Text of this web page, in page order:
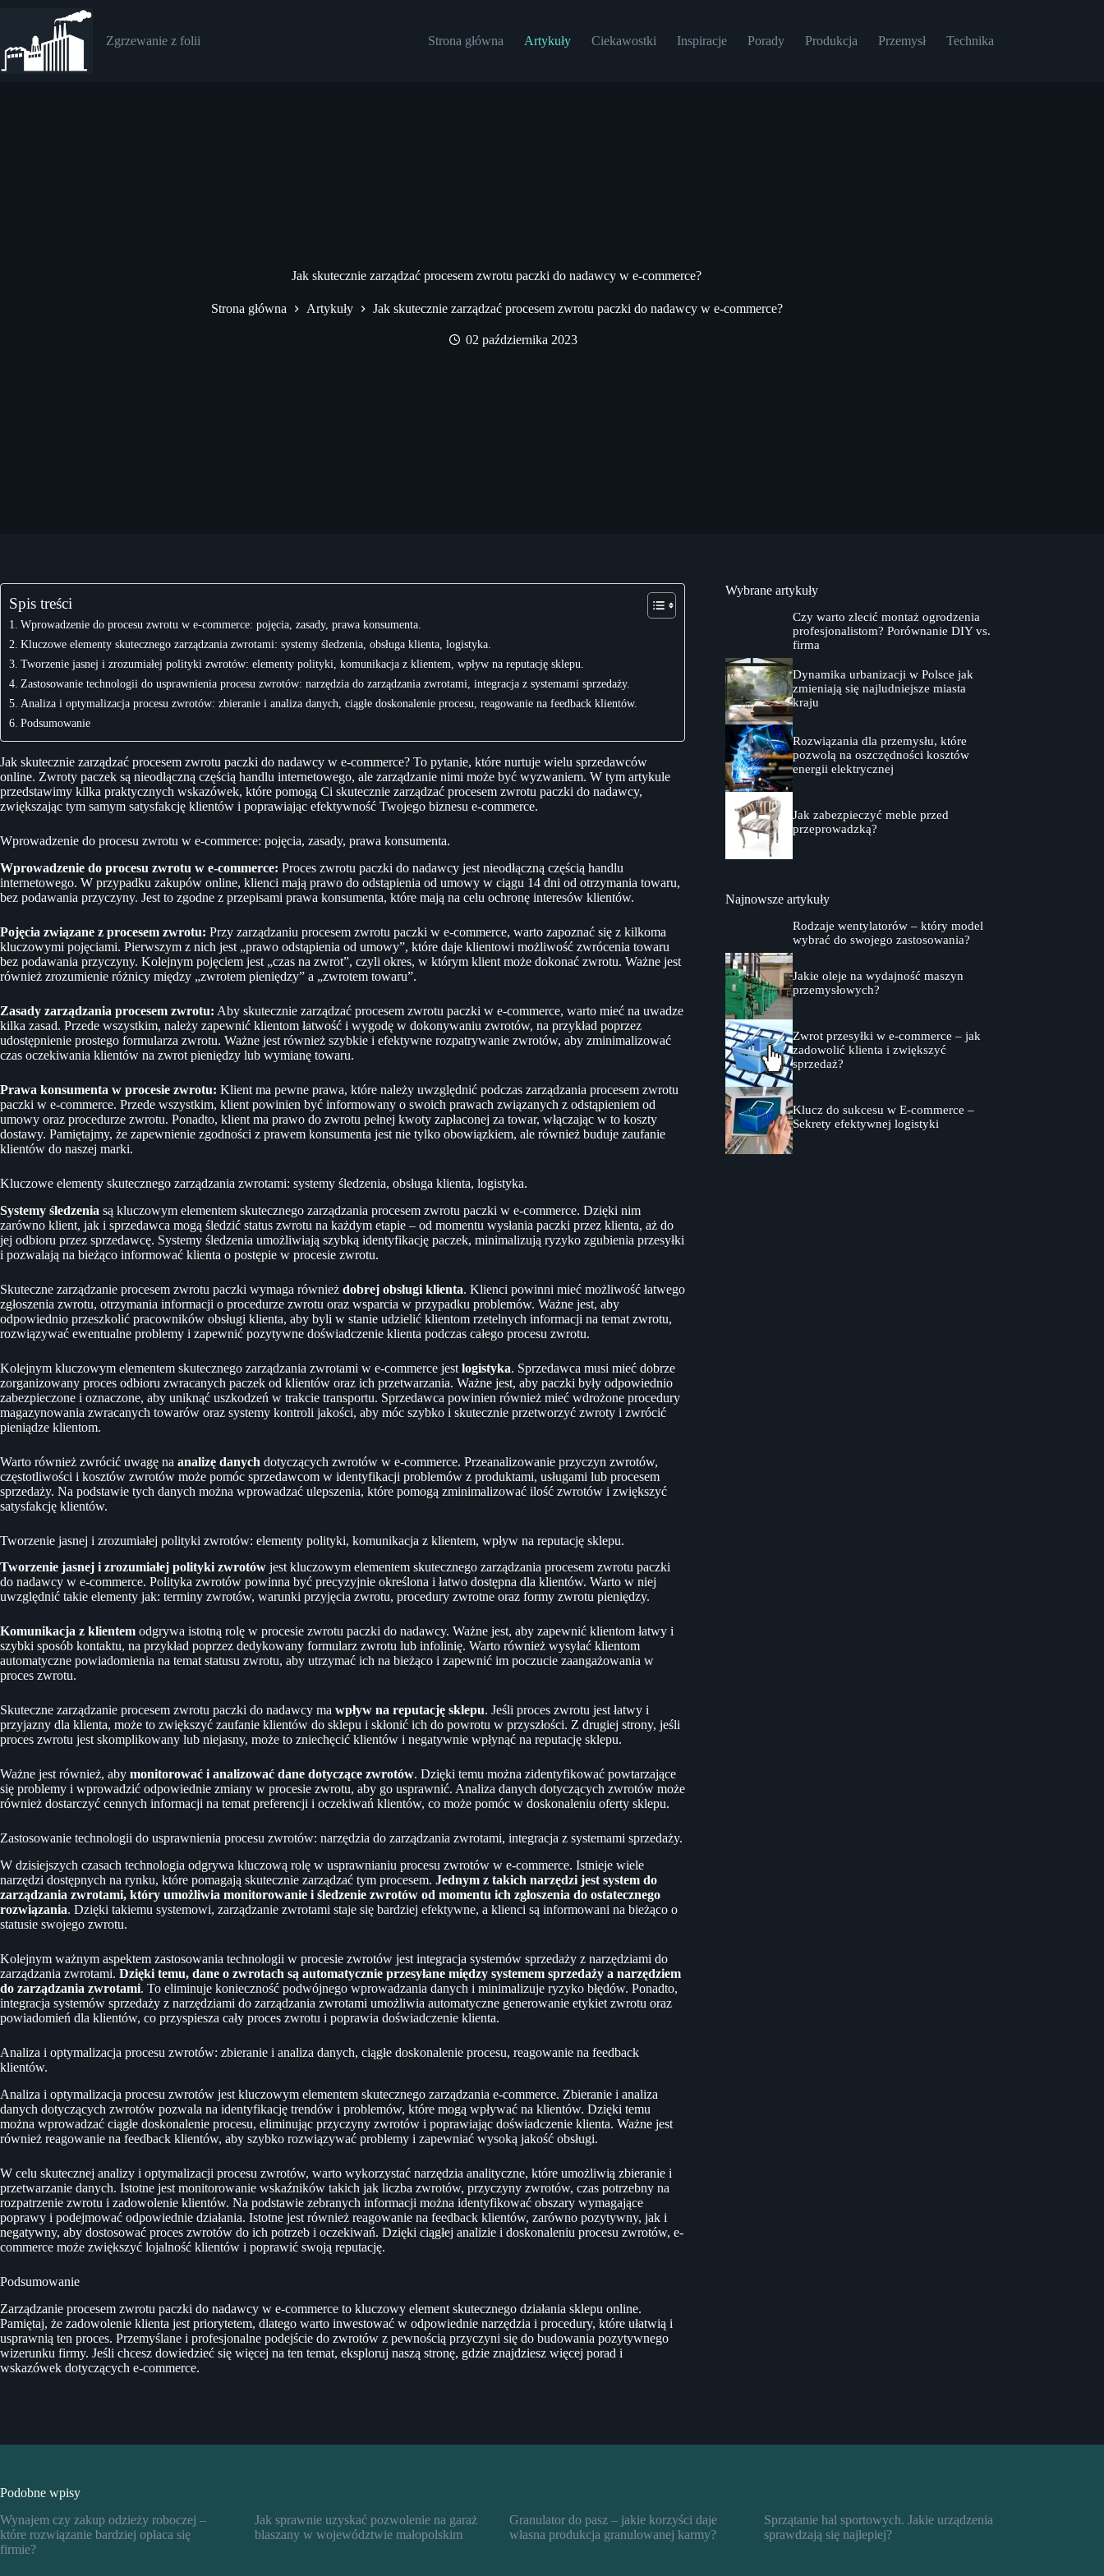
Zgrzewanie z folii Strona główna Artykuły Ciekawostki Inspiracje Porady Produkcja Przemysł Technika
Jak skutecznie zarządzać procesem zwrotu paczki do nadawcy w e-commerce?
Strona główna Artykuły Jak skutecznie zarządzać procesem zwrotu paczki do nadawcy w e-commerce?
02 października 2023
Spis treści
Wprowadzenie do procesu zwrotu w e-commerce: pojęcia, zasady, prawa konsumenta.
Kluczowe elementy skutecznego zarządzania zwrotami: systemy śledzenia, obsługa klienta, logistyka.
Tworzenie jasnej i zrozumiałej polityki zwrotów: elementy polityki, komunikacja z klientem, wpływ na reputację sklepu.
Zastosowanie technologii do usprawnienia procesu zwrotów: narzędzia do zarządzania zwrotami, integracja z systemami sprzedaży.
Analiza i optymalizacja procesu zwrotów: zbieranie i analiza danych, ciągłe doskonalenie procesu, reagowanie na feedback klientów.
Podsumowanie
Jak skutecznie zarządzać procesem zwrotu paczki do nadawcy w e-commerce? To pytanie, które nurtuje wielu sprzedawców
online. Zwroty paczek są nieodłączną częścią handlu internetowego, ale zarządzanie nimi może być wyzwaniem. W tym artykule
przedstawimy kilka praktycznych wskazówek, które pomogą Ci skutecznie zarządzać procesem zwrotu paczki do nadawcy,
zwiększając tym samym satysfakcję klientów i poprawiając efektywność Twojego biznesu e-commerce.
Wprowadzenie do procesu zwrotu w e-commerce: pojęcia, zasady, prawa konsumenta.
Wprowadzenie do procesu zwrotu w e-commerce: Proces zwrotu paczki do nadawcy jest nieodłączną częścią handlu
internetowego. W przypadku zakupów online, klienci mają prawo do odstąpienia od umowy w ciągu 14 dni od otrzymania towaru,
bez podawania przyczyny. Jest to zgodne z przepisami prawa konsumenta, które mają na celu ochronę interesów klientów.
Pojęcia związane z procesem zwrotu: Przy zarządzaniu procesem zwrotu paczki w e-commerce, warto zapoznać się z kilkoma
kluczowymi pojęciami. Pierwszym z nich jest „prawo odstąpienia od umowy”, które daje klientowi możliwość zwrócenia towaru
bez podawania przyczyny. Kolejnym pojęciem jest „czas na zwrot”, czyli okres, w którym klient może dokonać zwrotu. Ważne jest
również zrozumienie różnicy między „zwrotem pieniędzy” a „zwrotem towaru”.
Zasady zarządzania procesem zwrotu: Aby skutecznie zarządzać procesem zwrotu paczki w e-commerce, warto mieć na uwadze
kilka zasad. Przede wszystkim, należy zapewnić klientom łatwość i wygodę w dokonywaniu zwrotów, na przykład poprzez
udostępnienie prostego formularza zwrotu. Ważne jest również szybkie i efektywne rozpatrywanie zwrotów, aby zminimalizować
czas oczekiwania klientów na zwrot pieniędzy lub wymianę towaru.
Prawa konsumenta w procesie zwrotu: Klient ma pewne prawa, które należy uwzględnić podczas zarządzania procesem zwrotu
paczki w e-commerce. Przede wszystkim, klient powinien być informowany o swoich prawach związanych z odstąpieniem od
umowy oraz procedurze zwrotu. Ponadto, klient ma prawo do zwrotu pełnej kwoty zapłaconej za towar, włączając w to koszty
dostawy. Pamiętajmy, że zapewnienie zgodności z prawem konsumenta jest nie tylko obowiązkiem, ale również buduje zaufanie
klientów do naszej marki.
Kluczowe elementy skutecznego zarządzania zwrotami: systemy śledzenia, obsługa klienta, logistyka.
Systemy śledzenia są kluczowym elementem skutecznego zarządzania procesem zwrotu paczki w e-commerce. Dzięki nim
zarówno klient, jak i sprzedawca mogą śledzić status zwrotu na każdym etapie – od momentu wysłania paczki przez klienta, aż do
jej odbioru przez sprzedawcę. Systemy śledzenia umożliwiają szybką identyfikację paczek, minimalizują ryzyko zgubienia przesyłki
i pozwalają na bieżąco informować klienta o postępie w procesie zwrotu.
Skuteczne zarządzanie procesem zwrotu paczki wymaga również dobrej obsługi klienta. Klienci powinni mieć możliwość łatwego
zgłoszenia zwrotu, otrzymania informacji o procedurze zwrotu oraz wsparcia w przypadku problemów. Ważne jest, aby
odpowiednio przeszkolić pracowników obsługi klienta, aby byli w stanie udzielić klientom rzetelnych informacji na temat zwrotu,
rozwiązywać ewentualne problemy i zapewnić pozytywne doświadczenie klienta podczas całego procesu zwrotu.
Kolejnym kluczowym elementem skutecznego zarządzania zwrotami w e-commerce jest logistyka. Sprzedawca musi mieć dobrze
zorganizowany proces odbioru zwracanych paczek od klientów oraz ich przetwarzania. Ważne jest, aby paczki były odpowiednio
zabezpieczone i oznaczone, aby uniknąć uszkodzeń w trakcie transportu. Sprzedawca powinien również mieć wdrożone procedury
magazynowania zwracanych towarów oraz systemy kontroli jakości, aby móc szybko i skutecznie przetworzyć zwroty i zwrócić
pieniądze klientom.
Warto również zwrócić uwagę na analizę danych dotyczących zwrotów w e-commerce. Przeanalizowanie przyczyn zwrotów,
częstotliwości i kosztów zwrotów może pomóc sprzedawcom w identyfikacji problemów z produktami, usługami lub procesem
sprzedaży. Na podstawie tych danych można wprowadzać ulepszenia, które pomogą zminimalizować ilość zwrotów i zwiększyć
satysfakcję klientów.
Tworzenie jasnej i zrozumiałej polityki zwrotów: elementy polityki, komunikacja z klientem, wpływ na reputację sklepu.
Tworzenie jasnej i zrozumiałej polityki zwrotów jest kluczowym elementem skutecznego zarządzania procesem zwrotu paczki
do nadawcy w e-commerce. Polityka zwrotów powinna być precyzyjnie określona i łatwo dostępna dla klientów. Warto w niej
uwzględnić takie elementy jak: terminy zwrotów, warunki przyjęcia zwrotu, procedury zwrotne oraz formy zwrotu pieniędzy.
Komunikacja z klientem odgrywa istotną rolę w procesie zwrotu paczki do nadawcy. Ważne jest, aby zapewnić klientom łatwy i
szybki sposób kontaktu, na przykład poprzez dedykowany formularz zwrotu lub infolinię. Warto również wysyłać klientom
automatyczne powiadomienia na temat statusu zwrotu, aby utrzymać ich na bieżąco i zapewnić im poczucie zaangażowania w
proces zwrotu.
Skuteczne zarządzanie procesem zwrotu paczki do nadawcy ma wpływ na reputację sklepu. Jeśli proces zwrotu jest łatwy i
przyjazny dla klienta, może to zwiększyć zaufanie klientów do sklepu i skłonić ich do powrotu w przyszłości. Z drugiej strony, jeśli
proces zwrotu jest skomplikowany lub niejasny, może to zniechęcić klientów i negatywnie wpłynąć na reputację sklepu.
Ważne jest również, aby monitorować i analizować dane dotyczące zwrotów. Dzięki temu można zidentyfikować powtarzające
się problemy i wprowadzić odpowiednie zmiany w procesie zwrotu, aby go usprawnić. Analiza danych dotyczących zwrotów może
również dostarczyć cennych informacji na temat preferencji i oczekiwań klientów, co może pomóc w doskonaleniu oferty sklepu.
Zastosowanie technologii do usprawnienia procesu zwrotów: narzędzia do zarządzania zwrotami, integracja z systemami sprzedaży.
W dzisiejszych czasach technologia odgrywa kluczową rolę w usprawnianiu procesu zwrotów w e-commerce. Istnieje wiele
narzędzi dostępnych na rynku, które pomagają skutecznie zarządzać tym procesem. Jednym z takich narzędzi jest system do
zarządzania zwrotami, który umożliwia monitorowanie i śledzenie zwrotów od momentu ich zgłoszenia do ostatecznego
rozwiązania. Dzięki takiemu systemowi, zarządzanie zwrotami staje się bardziej efektywne, a klienci są informowani na bieżąco o
statusie swojego zwrotu.
Kolejnym ważnym aspektem zastosowania technologii w procesie zwrotów jest integracja systemów sprzedaży z narzędziami do
zarządzania zwrotami. Dzięki temu, dane o zwrotach są automatycznie przesyłane między systemem sprzedaży a narzędziem
do zarządzania zwrotami. To eliminuje konieczność podwójnego wprowadzania danych i minimalizuje ryzyko błędów. Ponadto,
integracja systemów sprzedaży z narzędziami do zarządzania zwrotami umożliwia automatyczne generowanie etykiet zwrotu oraz
powiadomień dla klientów, co przyspiesza cały proces zwrotu i poprawia doświadczenie klienta.
Analiza i optymalizacja procesu zwrotów: zbieranie i analiza danych, ciągłe doskonalenie procesu, reagowanie na feedback
klientów.
Analiza i optymalizacja procesu zwrotów jest kluczowym elementem skutecznego zarządzania e-commerce. Zbieranie i analiza
danych dotyczących zwrotów pozwala na identyfikację trendów i problemów, które mogą wpływać na klientów. Dzięki temu
można wprowadzać ciągłe doskonalenie procesu, eliminując przyczyny zwrotów i poprawiając doświadczenie klienta. Ważne jest
również reagowanie na feedback klientów, aby szybko rozwiązywać problemy i zapewniać wysoką jakość obsługi.
W celu skutecznej analizy i optymalizacji procesu zwrotów, warto wykorzystać narzędzia analityczne, które umożliwią zbieranie i
przetwarzanie danych. Istotne jest monitorowanie wskaźników takich jak liczba zwrotów, przyczyny zwrotów, czas potrzebny na
rozpatrzenie zwrotu i zadowolenie klientów. Na podstawie zebranych informacji można identyfikować obszary wymagające
poprawy i podejmować odpowiednie działania. Istotne jest również reagowanie na feedback klientów, zarówno pozytywny, jak i
negatywny, aby dostosować proces zwrotów do ich potrzeb i oczekiwań. Dzięki ciągłej analizie i doskonaleniu procesu zwrotów, e-
commerce może zwiększyć lojalność klientów i poprawić swoją reputację.
Podsumowanie
Zarządzanie procesem zwrotu paczki do nadawcy w e-commerce to kluczowy element skutecznego działania sklepu online.
Pamiętaj, że zadowolenie klienta jest priorytetem, dlatego warto inwestować w odpowiednie narzędzia i procedury, które ułatwią i
usprawnią ten proces. Przemyślane i profesjonalne podejście do zwrotów z pewnością przyczyni się do budowania pozytywnego
wizerunku firmy. Jeśli chcesz dowiedzieć się więcej na ten temat, eksploruj naszą stronę, gdzie znajdziesz więcej porad i
wskazówek dotyczących e-commerce.
Wybrane artykuły
Czy warto zlecić montaż ogrodzenia
profesjonalistom? Porównanie DIY vs.
firma
Dynamika urbanizacji w Polsce jak
zmieniają się najludniejsze miasta
kraju
Rozwiązania dla przemysłu, które
pozwolą na oszczędności kosztów
energii elektrycznej
Jak zabezpieczyć meble przed
przeprowadzką?
Najnowsze artykuły
Rodzaje wentylatorów – który model
wybrać do swojego zastosowania?
Jakie oleje na wydajność maszyn
przemysłowych?
Zwrot przesyłki w e-commerce – jak
zadowolić klienta i zwiększyć
sprzedaż?
Klucz do sukcesu w E-commerce –
Sekrety efektywnej logistyki
Podobne wpisy
Wynajem czy zakup odzieży roboczej –
które rozwiązanie bardziej opłaca się
firmie?
Jak sprawnie uzyskać pozwolenie na garaż
blaszany w województwie małopolskim
Granulator do pasz – jakie korzyści daje
własna produkcja granulowanej karmy?
Sprzątanie hal sportowych. Jakie urządzenia
sprawdzają się najlepiej?